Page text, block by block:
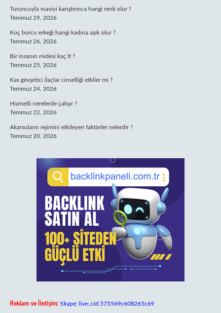
Turuncuyla maviyi karıştırınca hangi renk olur ?
Temmuz 29, 2026
Koç burcu erkeği hangi kadına aşık olur ?
Temmuz 26, 2026
Bir insanın midesi kaç lt ?
Temmuz 25, 2026
Kas gevşetici ilaçlar cinselliği etkiler mi ?
Temmuz 24, 2026
Hizmetli nerelerde çalışır ?
Temmuz 22, 2026
Akarsuların rejimini etkileyen faktörler nelerdir ?
Temmuz 20, 2026
Reklam ve İletişim: Skype: live:.cid.575569c608265c69